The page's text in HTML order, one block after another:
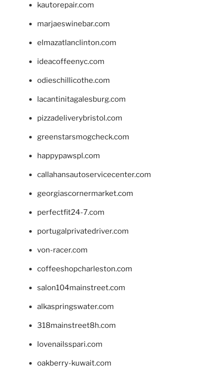
kautorepair.com
marjaeswinebar.com
elmazatlanclinton.com
ideacoffeenyc.com
odieschillicothe.com
lacantinitagalesburg.com
pizzadeliverybristol.com
greenstarsmogcheck.com
happypawspl.com
callahansautoservicecenter.com
georgiascornermarket.com
perfectfit24-7.com
portugalprivatedriver.com
von-racer.com
coffeeshopcharleston.com
salon104mainstreet.com
alkaspringswater.com
318mainstreet8h.com
lovenailsspari.com
oakberry-kuwait.com